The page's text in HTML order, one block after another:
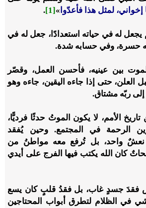
إخواني، لمثل هذا فأعدّوا »
[1]
.
له في حياته استعدادًا، جعل له في
حسرة، وفي حسابه شدة.
بين عينيه، فأحسن العمل، وقصّر
العلن، حتى إذا جاءه اليقين، جاءه وهو
ربّه مشتاق.
الأمم، لا يكون الموتُ حدثًا فرديًّا،
الرحمة في المجتمع. وحين يُفقد
نعشٌ واحد، بل تُرفع معه مواطنُ من
كان الله يكتب فيها الفرج على أيدي
فقدَ جسدٍ غاب، بل فقدُ قلبٍ كان يسع
في الظلام لتطرق أبواب المحتاجين